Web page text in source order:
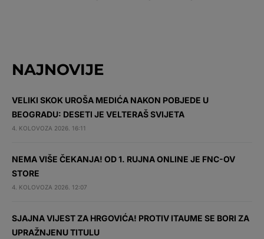
NAJNOVIJE
VELIKI SKOK UROŠA MEDIĆA NAKON POBJEDE U
BEOGRADU: DESETI JE VELTERAŠ SVIJETA
4. KOLOVOZA 2026. 16:11
NEMA VIŠE ČEKANJA! OD 1. RUJNA ONLINE JE FNC-OV
STORE
4. KOLOVOZA 2026. 12:07
SJAJNA VIJEST ZA HRGOVIĆA! PROTIV ITAUME SE BORI ZA
UPRAŽNJENU TITULU